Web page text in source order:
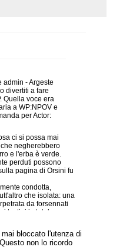
admin - Argeste
divertiti a fare
Quella voce era
a WP:NPOV e
per Actor:
ci si possa mai
negherebbero
e l'erba è verde.
perduti possono
pagina di Orsini fu
condotta,
che isolata: una
da forsennati
tastini in totale
o regola, altro che
di quelle che di
grazie ai tastini,
in un incendio, un
bloccato l'utenza di
non lo ricordo